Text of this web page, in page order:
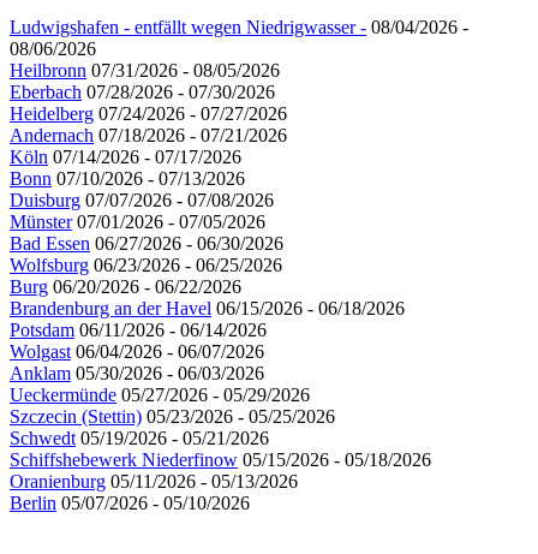
Ludwigshafen - entfällt wegen Niedrigwasser - 08/04/2026 -
08/06/2026
Heilbronn 07/31/2026 - 08/05/2026
Eberbach 07/28/2026 - 07/30/2026
Heidelberg 07/24/2026 - 07/27/2026
Andernach 07/18/2026 - 07/21/2026
Köln 07/14/2026 - 07/17/2026
Bonn 07/10/2026 - 07/13/2026
Duisburg 07/07/2026 - 07/08/2026
Münster07/01/2026 - 07/05/2026
Bad Essen 06/27/2026 - 06/30/2026
Wolfsburg 06/23/2026 - 06/25/2026
Burg 06/20/2026 - 06/22/2026
Brandenburg an der Havel 06/15/2026 - 06/18/2026
Potsdam 06/11/2026 - 06/14/2026
Wolgast 06/04/2026 - 06/07/2026
Anklam 05/30/2026 - 06/03/2026
Ueckermünde 05/27/2026 - 05/29/2026
Szczecin (Stettin) 05/23/2026 - 05/25/2026
Schwedt 05/19/2026 - 05/21/2026
Schiffshebewerk Niederfinow 05/15/2026 - 05/18/2026
Oranienburg 05/11/2026 - 05/13/2026
Berlin 05/07/2026 - 05/10/2026